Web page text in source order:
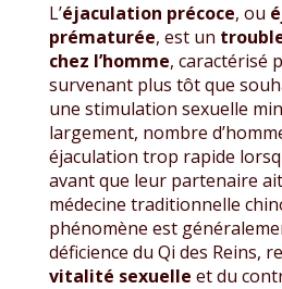
L’éjaculation précoce, ou
prématurée, est un
chez l’homme, caractérisé
survenant plus tôt que
une stimulation sexuelle
largement, nombre
éjaculation trop rapide
avant que leur partenaire
médecine traditionnelle
phénomène est
déficience du Qi des Reins,
vitalité sexuelle et du